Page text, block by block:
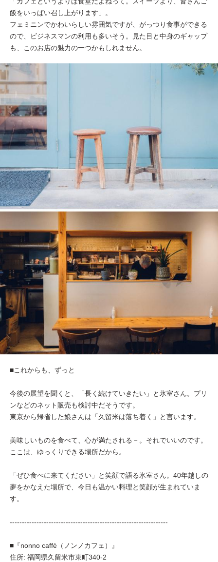
飯をいっぱい召し上がります」。
フェミニンでかわいらしい雰囲気ですが、がっつり食事ができる
ので、ビジネスマンの利用も多いそう。見た目と中身のギャップ
も、このお店の魅力の一つかもしれません。
■これからも、ずっと
今後の展望を聞くと、「長く続けていきたい」と氷室さん。プリ
ンなどのネット販売も検討中だそうです。
東京から帰省した娘さんは「久留米は落ち着く」と言います。
美味しいものを食べて、心が満たされる－。それでいいのです。
ここは、ゆっくりできる場所だから。
「ぜひ食べに来てください」と笑顔で語る氷室さん。40年越しの
夢をかなえた場所で、今日も温かい料理と笑顔が生まれていま
す。
-----------------------------------------------------------------
■『nonno caffè（ノンノカフェ）』
住所: 福岡県久留米市東町340-2